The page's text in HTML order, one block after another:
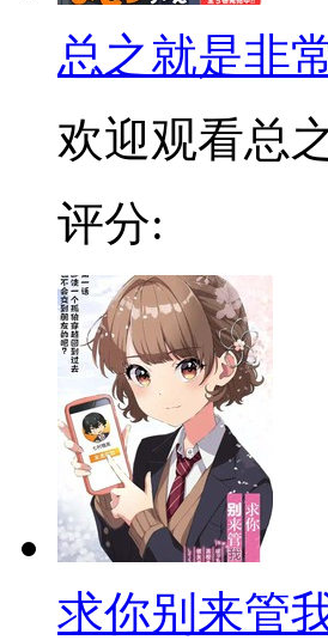
总之就是非
欢迎观看总
评分:
求你别来管